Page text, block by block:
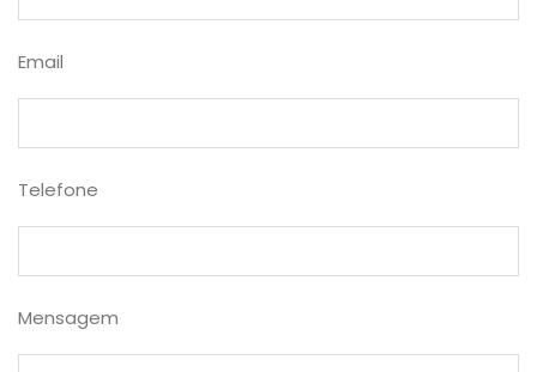
Email
Telefone
Mensagem